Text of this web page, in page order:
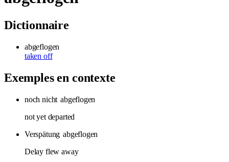
Dictionnaire
abgeflogen
taken off
Exemples en contexte
noch nicht abgeflogen
not yet departed
Verspätung abgeflogen
Delay flew away